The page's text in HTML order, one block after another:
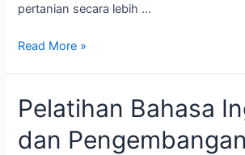
pertanian secara lebih …
Read More »
Pelatihan Bahasa
dan Pengembangan